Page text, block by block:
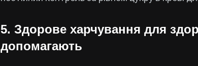
5. Здорове харчування для
допомагають